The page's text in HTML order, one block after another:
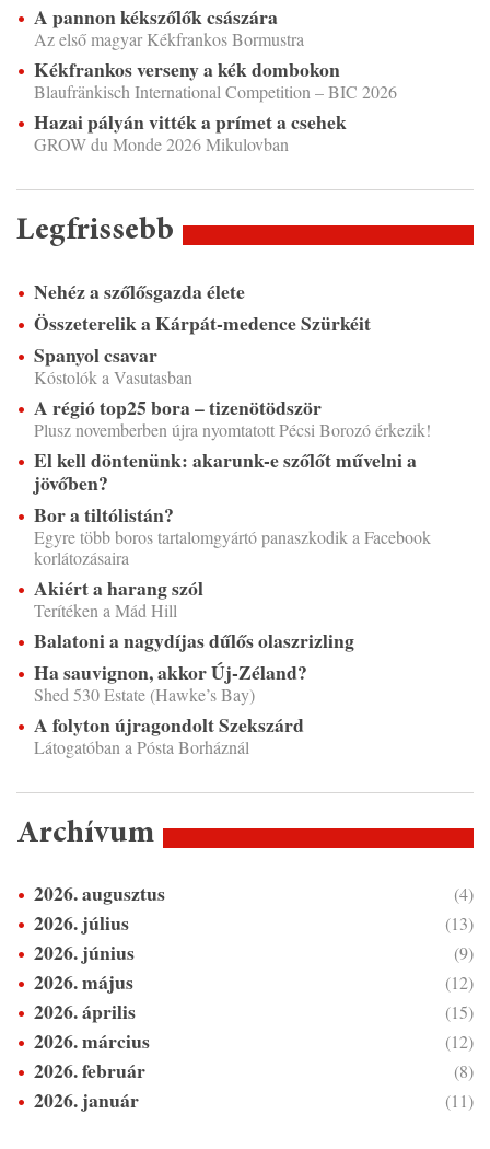
A pannon kékszőlők császára
Az első magyar Kékfrankos Bormustra
Kékfrankos verseny a kék dombokon
Blaufränkisch International Competition – BIC 2026
Hazai pályán vitték a prímet a csehek
GROW du Monde 2026 Mikulovban
Legfrissebb
Nehéz a szőlősgazda élete
Összeterelik a Kárpát-medence Szürkéit
Spanyol csavar
Kóstolók a Vasutasban
A régió top25 bora – tizenötödször
Plusz novemberben újra nyomtatott Pécsi Borozó érkezik!
El kell döntenünk: akarunk-e szőlőt művelni a
jövőben?
Bor a tiltólistán?
Egyre több boros tartalomgyártó panaszkodik a Facebook
korlátozásaira
Akiért a harang szól
Terítéken a Mád Hill
Balatoni a nagydíjas dűlős olaszrizling
Ha sauvignon, akkor Új-Zéland?
Shed 530 Estate (Hawke’s Bay)
A folyton újragondolt Szekszárd
Látogatóban a Pósta Borháznál
Archívum
2026. augusztus (4)
2026. július (13)
2026. június (9)
2026. május (12)
2026. április (15)
2026. március (12)
2026. február (8)
2026. január (11)